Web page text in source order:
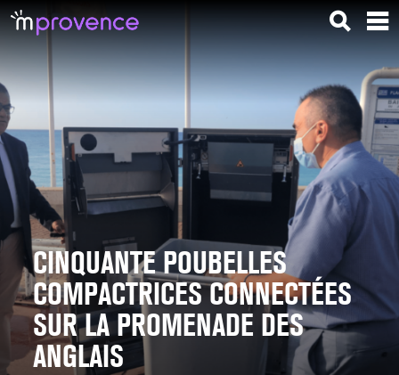
CINQUANTE POUBELLES
COMPACTRICES CONNECTÉES
SUR LA PROMENADE DES
ANGLAIS